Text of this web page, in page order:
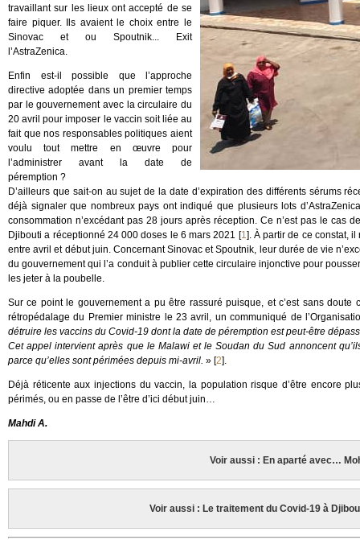
travaillant sur les lieux ont accepté de se
faire piquer. Ils avaient le choix entre le
Sinovac et ou Spoutnik... Exit
l’AstraZenica.
Enfin est-il possible que l’approche
directive adoptée dans un premier temps
par le gouvernement avec la circulaire du
20 avril pour imposer le vaccin soit liée au
fait que nos responsables politiques aient
voulu tout mettre en œuvre pour
l’administrer avant la date de
péremption ?
D’ailleurs que sait-on au sujet de la date d’expiration des différents sérums
déjà signaler que nombreux pays ont indiqué que plusieurs lots
consommation n’excédant pas 28 jours après réception. Ce n’est pas le cas
Djibouti a réceptionné 24 000 doses le 6 mars 2021 [1]. À partir de ce constat,
entre avril et début juin. Concernant Sinovac et Spoutnik, leur durée de vie
du gouvernement qui l’a conduit à publier cette circulaire injonctive pour
les jeter à la poubelle.
Sur ce point le gouvernement a pu être rassuré puisque, et c’est sans
rétropédalage du Premier ministre le 23 avril, un communiqué de
détruire les vaccins du Covid-19 dont la date de péremption est peut-être
Cet appel intervient après que le Malawi et le Soudan du Sud annoncent
parce qu’elles sont périmées depuis mi-avril. » [2].
Déjà réticente aux injections du vaccin, la population risque d’être encore
périmés, ou en passe de l’être d’ici début juin…
Mahdi A.
Voir aussi : En aparté avec…
Voir aussi : Le traitement du Covid-19 à